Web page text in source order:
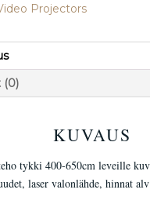
Projectors
(0)
KUVAUS
tykki 400-650cm leveille
laser valonlähde, hinnat